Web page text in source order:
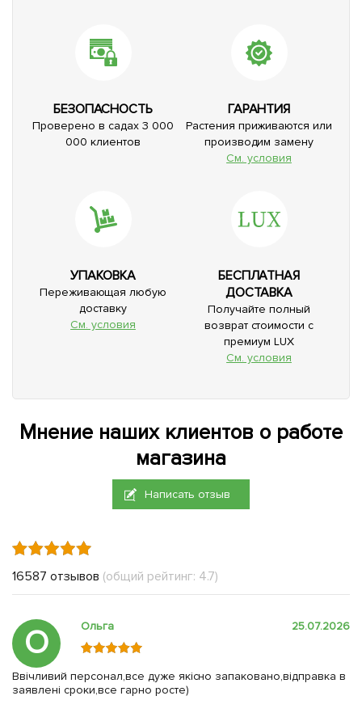
БЕЗОПАСНОСТЬ
Проверено в садах 3 000
000 клиентов
ГАРАНТИЯ
Растения приживаются или
производим замену
См. условия
УПАКОВКА
Переживающая любую
доставку
См. условия
БЕСПЛАТНАЯ
ДОСТАВКА
Получайте полный
возврат стоимости с
премиум LUX
См. условия
Мнение наших клиентов о работе
магазина
Написать отзыв
16587 отзывов (общий рейтинг: 4.7)
О Ольга 25.07.2026
Ввічливий персонал,все дуже якісно запаковано,відправка в
заявлені сроки,все гарно росте)